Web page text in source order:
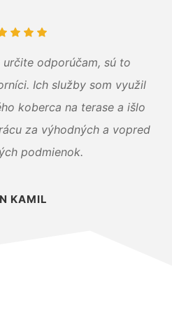
určite odporúčam, sú to
Ich služby som využil
koberca na terase a išlo
za výhodných a vopred
podmienok.
KAMIL